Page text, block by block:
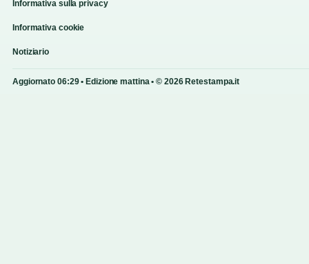
Informativa sulla privacy
Informativa cookie
Notiziario
Aggiornato 06:29 • Edizione mattina • © 2026 Retestampa.it